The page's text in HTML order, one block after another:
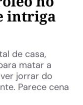
intriga
de casa,
matar a
jorrar do
Parece cena